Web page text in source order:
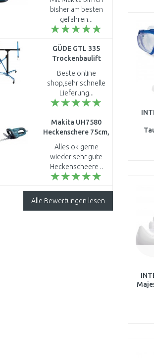
bisher am besten
gefahren...
GÜDE GTL 335
Trockenbaulift
18100
Beste online
shop,sehr schnelle
Lieferung...
Makita UH7580
Heckenschere 75cm,
700W
Alles ok gerne
wieder sehr gute
Heckenscheere ..
Alle Bewertungen lesen